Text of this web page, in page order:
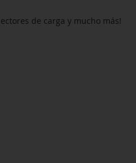
de carga y mucho más!